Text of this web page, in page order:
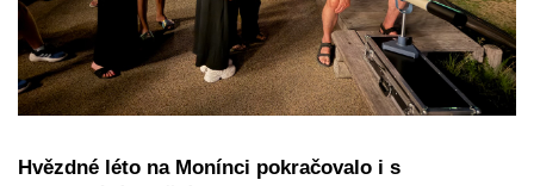
Hvězdné léto na Monínci pokračovalo i s